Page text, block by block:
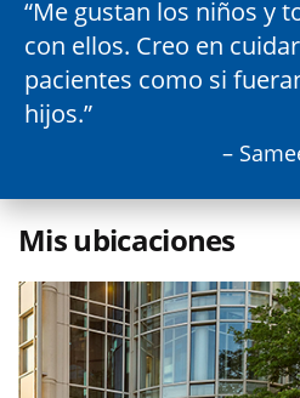
Me gustan los niños y
con ellos. Creo en
pacientes como si
hijos.
–
Mis ubicaciones